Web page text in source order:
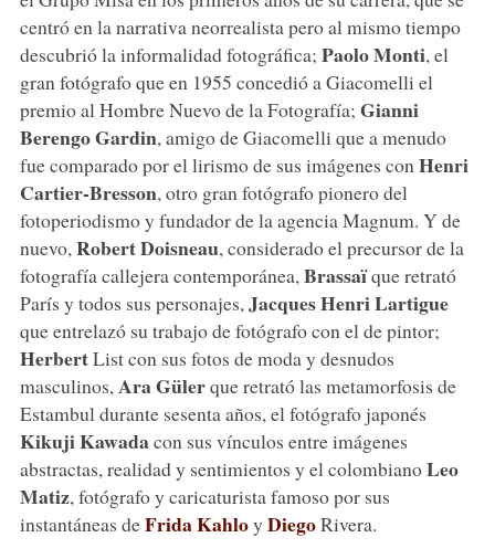
centró en la narrativa neorrealista pero al mismo tiempo
descubrió la informalidad fotográfica; Paolo Monti, el
gran fotógrafo que en 1955 concedió a Giacomelli el
premio al Hombre Nuevo de la Fotografía; Gianni
Berengo Gardin, amigo de Giacomelli que a menudo
fue comparado por el lirismo de sus imágenes conHenri
Cartier-Bresson, otro gran fotógrafo pionero del
fotoperiodismo y fundador de la agencia Magnum. Y de
nuevo, Robert Doisneau, considerado el precursor de la
fotografía callejera contemporánea, Brassaïque retrató
París y todos sus personajes, Jacques Henri Lartigue
que entrelazó su trabajo de fotógrafo con el de pintor;
HerbertList con sus fotos de moda y desnudos
masculinos, Ara Gülerque retrató las metamorfosis de
Estambul durante sesenta años, el fotógrafo japonés
Kikuji Kawadacon sus vínculos entre imágenes
abstractas, realidad y sentimientos y el colombianoLeo
Matiz, fotógrafo y caricaturista famoso por sus
instantáneas deFrida Kahloy DiegoRivera.